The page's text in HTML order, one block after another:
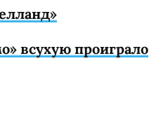
всухую проиграло